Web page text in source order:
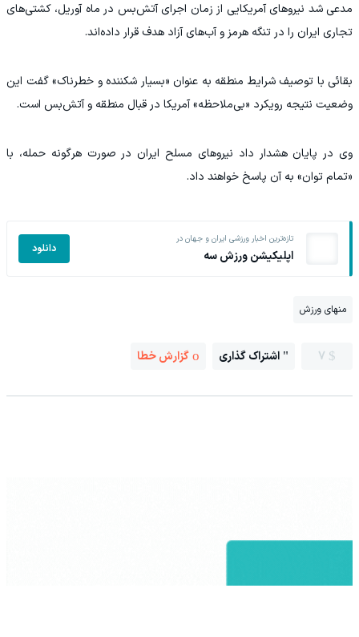
مدعی شد نیرو‌های آمریکایی از زمان اجرای آتش‌بس در ماه آوریل، کشتی‌های
تجاری ایران را در تنگه هرمز و آب‌های آزاد هدف قرار داده‌اند.
بقائی با توصیف شرایط منطقه به عنوان «بسیار شکننده و خطرناک» گفت این
وضعیت نتیجه رویکرد «بی‌ملاحظه» آمریکا در قبال منطقه و آتش‌بس است.
وی در پایان هشدار داد نیرو‌های مسلح ایران در صورت هرگونه حمله، با
«تمام توان» به آن پاسخ خواهند داد.
تازه‌ترین اخبار ورزشی ایران و جهان در
اپلیکیشن ورزش سه دانلود
منهای ورزش
7 اشتراک گذاری گزارش خطا